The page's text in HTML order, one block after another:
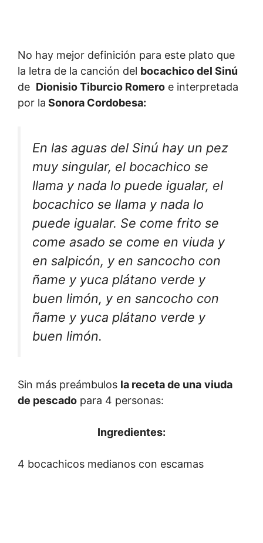
No hay mejor definición para este plato que
la letra de la canción del bocachico del Sinú
de Dionisio Tiburcio Romero e interpretada
por la Sonora Cordobesa:
En las aguas del Sinú hay un pez
muy singular, el bocachico se
llama y nada lo puede igualar, el
bocachico se llama y nada lo
puede igualar. Se come frito se
come asado se come en viuda y
en salpicón, y en sancocho con
ñame y yuca plátano verde y
buen limón, y en sancocho con
ñame y yuca plátano verde y
buen limón.
Sin más preámbulos la receta de una viuda
de pescado para 4 personas:
Ingredientes:
4 bocachicos medianos con escamas